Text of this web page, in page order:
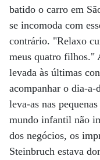
batido o carro em
se incomoda com
contrário. "Relaxo
meus quatro filhos."
levada às últimas
acompanhar o dia-a-
leva-as nas
mundo infantil não
dos negócios, os
Steinbruch estava